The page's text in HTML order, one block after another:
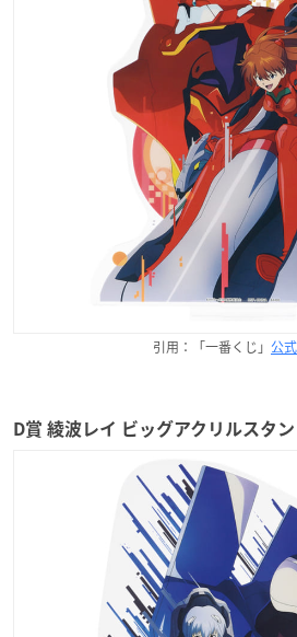
引用：「一番くじ」 公
D賞 綾波レイ ビッグアクリルスタン